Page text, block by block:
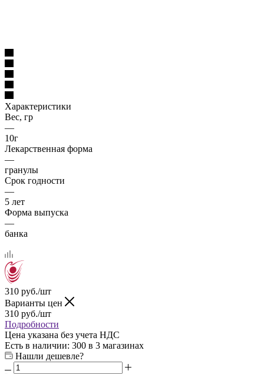
Характеристики
Вес, гр
—
10г
Лекарственная форма
—
гранулы
Срок годности
—
5 лет
Форма выпуска
—
банка
310 руб./шт
Варианты цен
310 руб./шт
Подробности
Цена указана без учета НДС
Есть в наличии: 300 в 3 магазинах
Нашли дешевле?